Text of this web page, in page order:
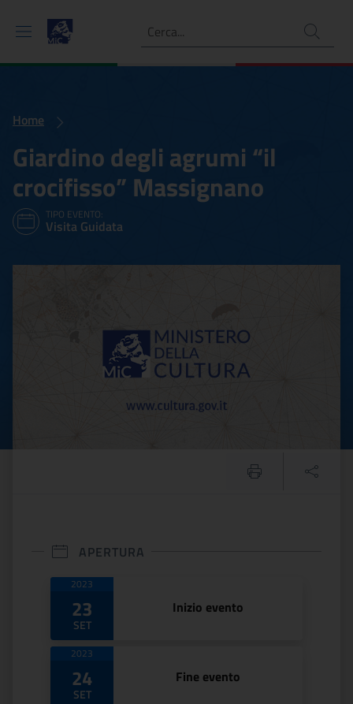
Ricerca
Home
Giardino degli agrumi “il
crocifisso” Massignano
TIPO EVENTO:
Visita Guidata
APERTURA
Date di apertura
2023
23
SET
Inizio evento
2023
24
SET
Fine evento